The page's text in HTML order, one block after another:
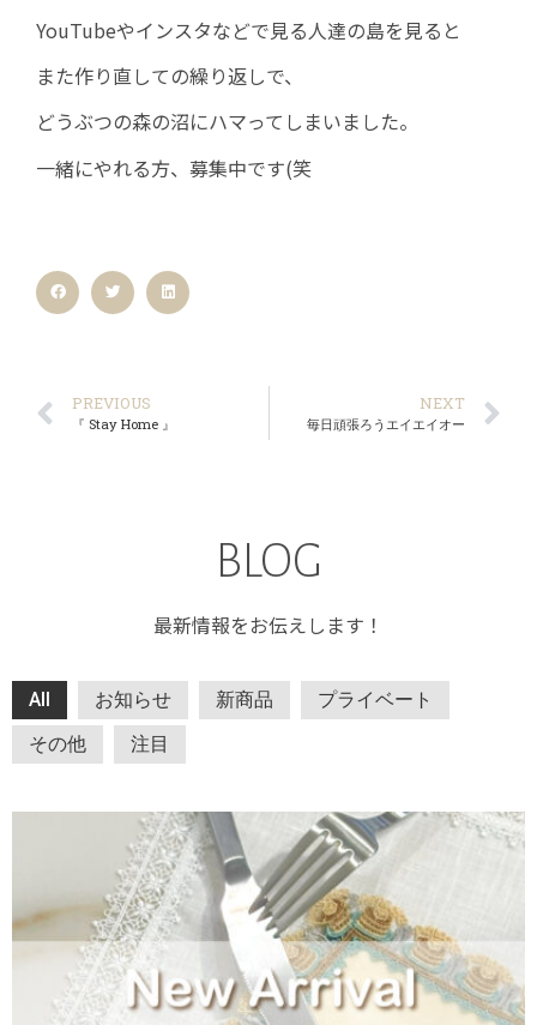
YouTubeやインスタなどで見る人達の島を見ると
また作り直しての繰り返しで、
どうぶつの森の沼にハマってしまいました。
一緒にやれる方、募集中です(笑
PREVIOUS
『 Stay Home 』
NEXT
毎日頑張ろうエイエイオー
BLOG
最新情報をお伝えします！
All お知らせ 新商品
プライベート
その他
注目